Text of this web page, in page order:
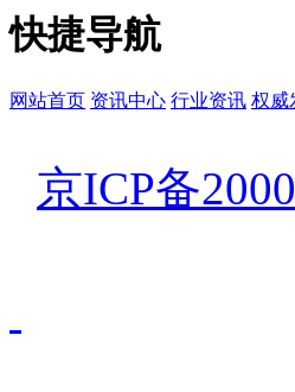
快捷导航
网站首页 资讯中心 行业资讯 权威
京ICP备